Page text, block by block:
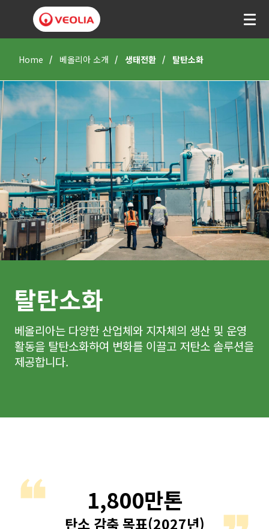
Home 베올리아 소개 생태전환 탈탄소화
탈탄소화
베올리아는 다양한 산업체와 지자체의 생산 및 운영
활동을 탈탄소화하여 변화를 이끌고 저탄소 솔루션을
제공합니다.
1,800만톤
탄소 감축 목표(2027년)